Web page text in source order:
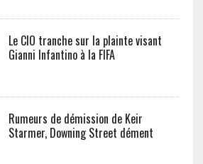
Le CIO tranche sur la plainte visant
Gianni Infantino à la FIFA
Rumeurs de démission de Keir
Starmer, Downing Street dément